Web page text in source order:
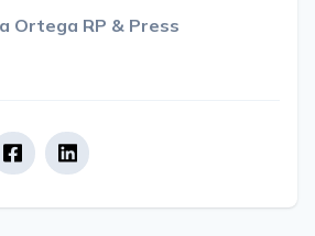
Ortega RP & Press